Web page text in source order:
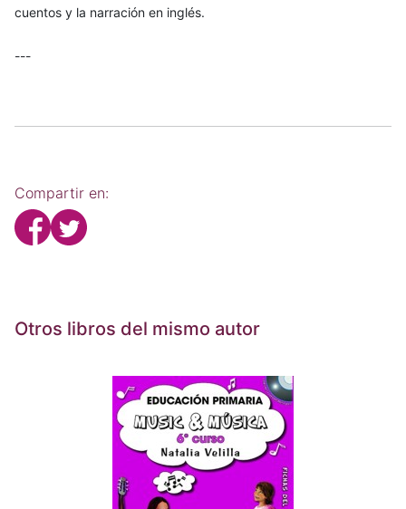
cuentos y la narración en inglés.
---
Compartir en:
Otros libros del mismo autor